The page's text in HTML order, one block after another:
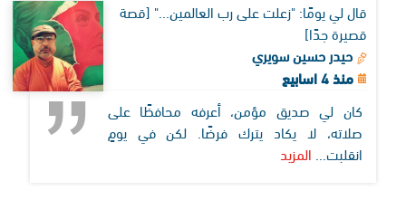
قال لي يومًا: "زعلت على رب العالمين..." [قصة
قصيرة جدًا]
حيدر حسين سويري
منذ 4 اسابيع
كان لي صديق مؤمن، أعرفه محافظًا على
صلاته، لا يكاد يترك فرضًا. لكن في يومٍ
انقلبت... المزيد